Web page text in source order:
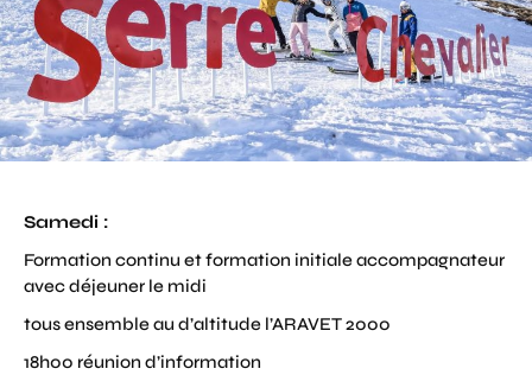
Samedi :
Formation continu et formation initiale accompagnateur
avec déjeuner le midi
tous ensemble au d’altitude l’ARAVET 2000
18h00 réunion d’information